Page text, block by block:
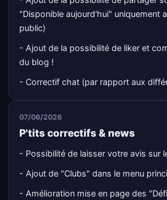
"Disponible aujourd'hui" uniquement
public)
- Ajout de la possibilité de liker et
du blog !
- Correctif chat (par rapport aux
07/06/2026
P'tits correctifs & news
- Possibilité de laisser votre avis sur
- Ajout de "Clubs" dans le menu
- Amélioration mise en page des